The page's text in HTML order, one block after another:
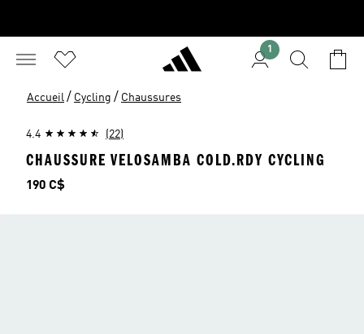
1
Accueil / Cycling / Chaussures
4.4 (22)
CHAUSSURE VELOSAMBA COLD.RDY CYCLING
Prix
190 C$